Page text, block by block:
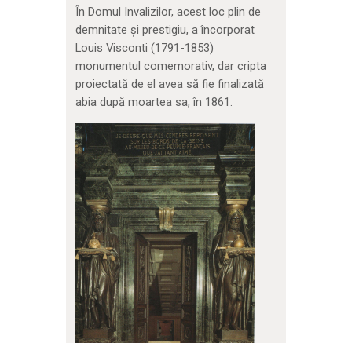
În Domul Invalizilor, acest loc plin de
demnitate și prestigiu, a încorporat
Louis Visconti (1791-1853)
monumentul comemorativ, dar cripta
proiectată de el avea să fie finalizată
abia după moartea sa, în 1861.